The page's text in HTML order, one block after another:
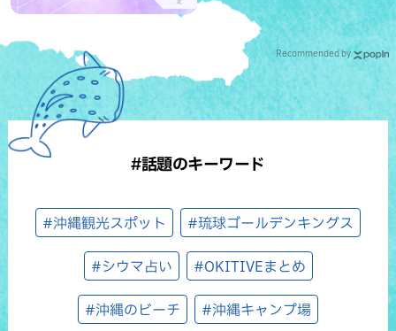
Recommended by
#話題のキーワード
#沖縄観光スポット #琉球ゴールデンキングス
#シウマ占い #OKITIVEまとめ
#沖縄のビーチ #沖縄キャンプ場